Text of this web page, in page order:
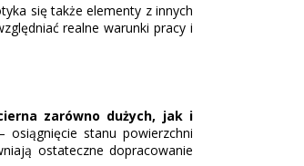
się także elementy z innych
realne warunki pracy i
zarówno dużych, jak i
osiągnięcie stanu powierzchni
ostateczne dopracowanie